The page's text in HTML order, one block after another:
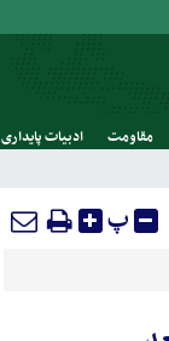
مقاومت ادبیات پایداری
پ